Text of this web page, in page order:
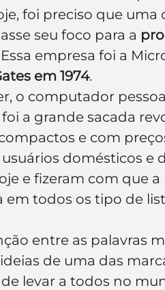
foi preciso que uma
seu foco para a
Essa empresa foi a
em 1974.
o computador
foi a grande sacada
e com
domésticos e
e fizeram com que a
todos os tipo de
entre as palavras
de uma das
levar a todos no